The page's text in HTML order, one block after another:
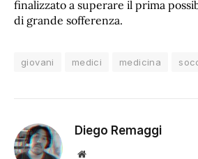
finalizzato a superare il prima
di grande sofferenza.
giovani medici medicina
Diego Remaggi
Sito